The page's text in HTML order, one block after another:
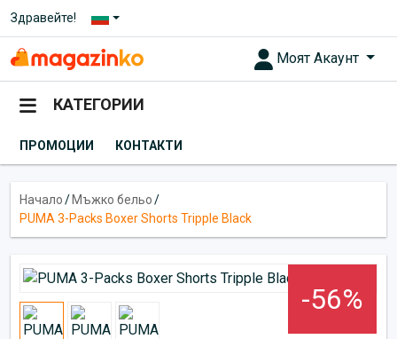
Здравейте!
Моят Акаунт
КАТЕГОРИИ
ПРОМОЦИИ КОНТАКТИ
Начало/ Мъжко бельо/
PUMA 3-Packs Boxer Shorts Tripple Black
-56%